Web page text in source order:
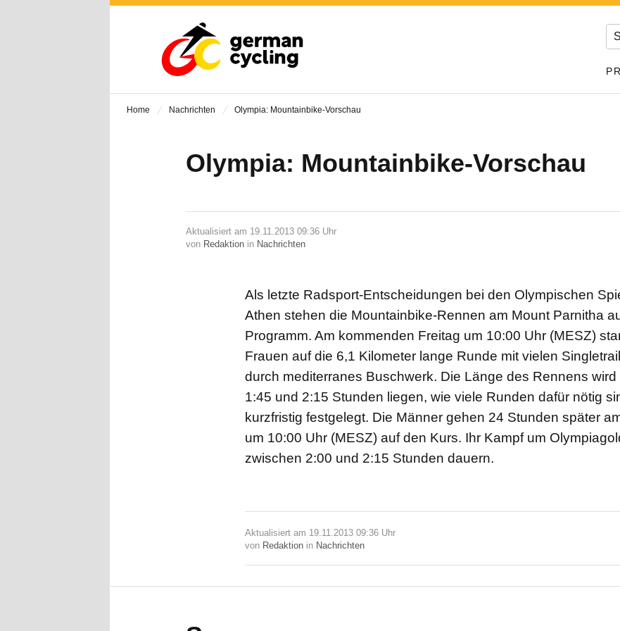
Home Nachrichten Olympia: Mountainbike-Vorschau
Olympia: Mountainbike-Vorschau
Aktualisiert am 19.11.2013 09:36 Uhr
von Redaktion in Nachrichten
Als letzte Radsport-Entscheidungen bei den Olympischen
Athen stehen die Mountainbike-Rennen am Mount Parnitha
Programm. Am kommenden Freitag um 10:00 Uhr (MESZ)
Frauen auf die 6,1 Kilometer lange Runde mit vielen
durch mediterranes Buschwerk. Die Länge des Rennens
1:45 und 2:15 Stunden liegen, wie viele Runden dafür nötig
kurzfristig festgelegt. Die Männer gehen 24 Stunden später
um 10:00 Uhr (MESZ) auf den Kurs. Ihr Kampf um
zwischen 2:00 und 2:15 Stunden dauern.
Aktualisiert am 19.11.2013 09:36 Uhr
von Redaktion in Nachrichten